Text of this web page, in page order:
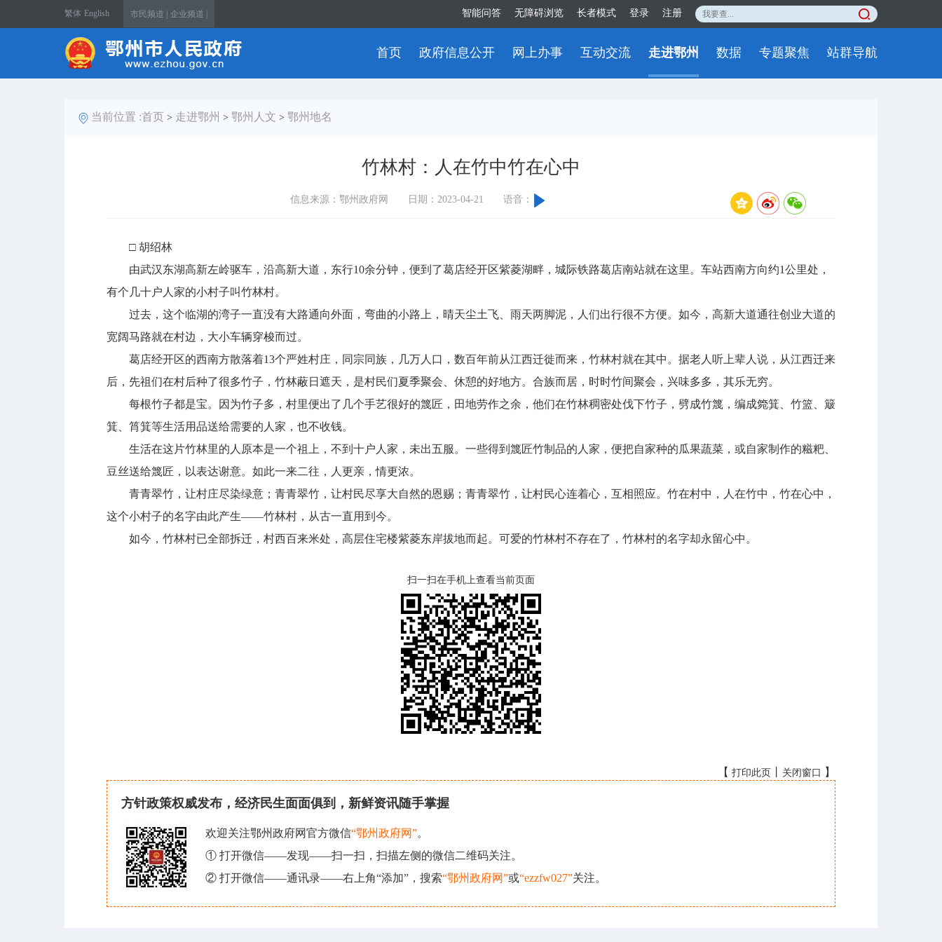
繁体 English 市民频道 | 企业频道 | 智能问答 无障碍浏览 长者模式 登录 注册
首页 政府信息公开 网上办事 互动交流 走进鄂州 数据 专题聚焦 站群导航
当前位置 :首页 > 走进鄂州 > 鄂州人文 > 鄂州地名
竹林村：人在竹中竹在心中
信息来源：鄂州政府网 日期：2023-04-21 语音：
□ 胡绍林
由武汉东湖高新左岭驱车，沿高新大道，东行10余分钟，便到了葛店经开区紫菱湖畔，城际铁路葛店南站就在这里。车站西南方向约1公里处，
有个几十户人家的小村子叫竹林村。
过去，这个临湖的湾子一直没有大路通向外面，弯曲的小路上，晴天尘土飞、雨天两脚泥，人们出行很不方便。如今，高新大道通往创业大道的
宽阔马路就在村边，大小车辆穿梭而过。
葛店经开区的西南方散落着13个严姓村庄，同宗同族，几万人口，数百年前从江西迁徙而来，竹林村就在其中。据老人听上辈人说，从江西迁来
后，先祖们在村后种了很多竹子，竹林蔽日遮天，是村民们夏季聚会、休憩的好地方。合族而居，时时竹间聚会，兴味多多，其乐无穷。
每根竹子都是宝。因为竹子多，村里便出了几个手艺很好的篾匠，田地劳作之余，他们在竹林稠密处伐下竹子，劈成竹篾，编成箢箕、竹篮、簸
箕、筲箕等生活用品送给需要的人家，也不收钱。
生活在这片竹林里的人原本是一个祖上，不到十户人家，未出五服。一些得到篾匠竹制品的人家，便把自家种的瓜果蔬菜，或自家制作的糍粑、
豆丝送给篾匠，以表达谢意。如此一来二往，人更亲，情更浓。
青青翠竹，让村庄尽染绿意；青青翠竹，让村民尽享大自然的恩赐；青青翠竹，让村民心连着心，互相照应。竹在村中，人在竹中，竹在心中，
这个小村子的名字由此产生——竹林村，从古一直用到今。
如今，竹林村已全部拆迁，村西百来米处，高层住宅楼紫菱东岸拔地而起。可爱的竹林村不存在了，竹林村的名字却永留心中。
扫一扫在手机上查看当前页面
【 打印此页 关闭窗口 】
方针政策权威发布，经济民生面面俱到，新鲜资讯随手掌握
欢迎关注鄂州政府网官方微信“鄂州政府网”。
① 打开微信——发现——扫一扫，扫描左侧的微信二维码关注。
② 打开微信——通讯录——右上角“添加”，搜索“鄂州政府网”或“ezzfw027”关注。